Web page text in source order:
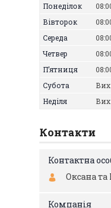
Понеділок
Вівторок
Середа
Четвер
Пʼятниця
Субота
Неділя
Контакти
Оксана